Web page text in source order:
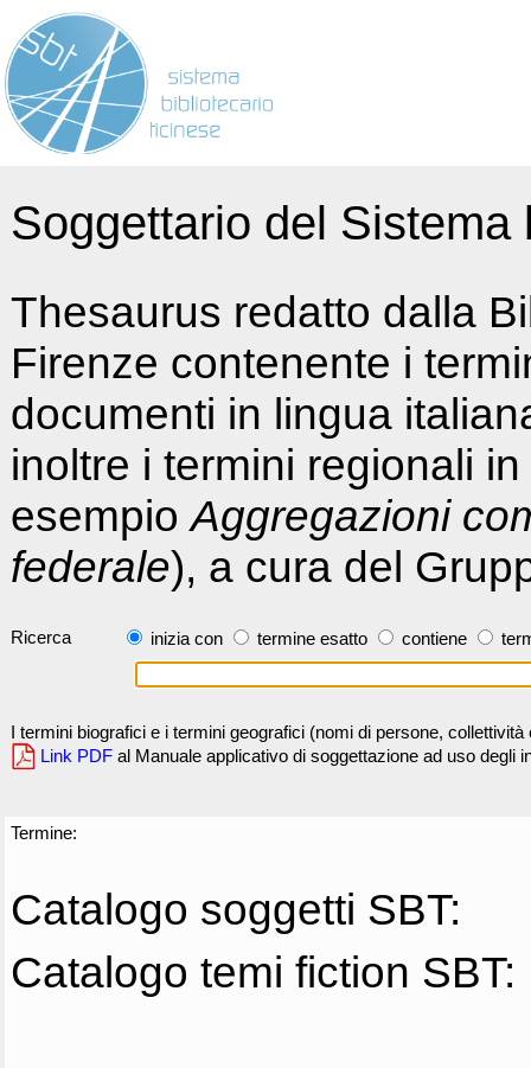
Soggettario del
Thesaurus redatto dalla
Firenze contenente i
documenti in lingua
inoltre i termini regionali
esempioAggregazioni
federale), a cura del
Ricerca inizia con termine esatto contiene
I termini biografici e i termini geografici (nomi di persone,
Link PDF al Manuale applicativo di soggettazione ad uso degli
Termine:
Catalogo soggetti SBT:
Catalogo temi fiction SBT: